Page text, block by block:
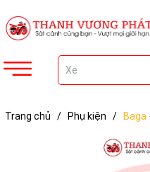
Trang chủ / Phụ kiện / Baga